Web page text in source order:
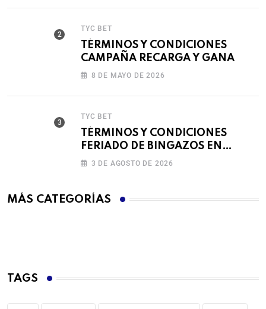
TYC BET
TÉRMINOS Y CONDICIONES
CAMPAÑA RECARGA Y GANA
8 DE MAYO DE 2026
TYC BET
TÉRMINOS Y CONDICIONES
FERIADO DE BINGAZOS EN
BET593
3 DE AGOSTO DE 2026
MÁS CATEGORÍAS
TAGS